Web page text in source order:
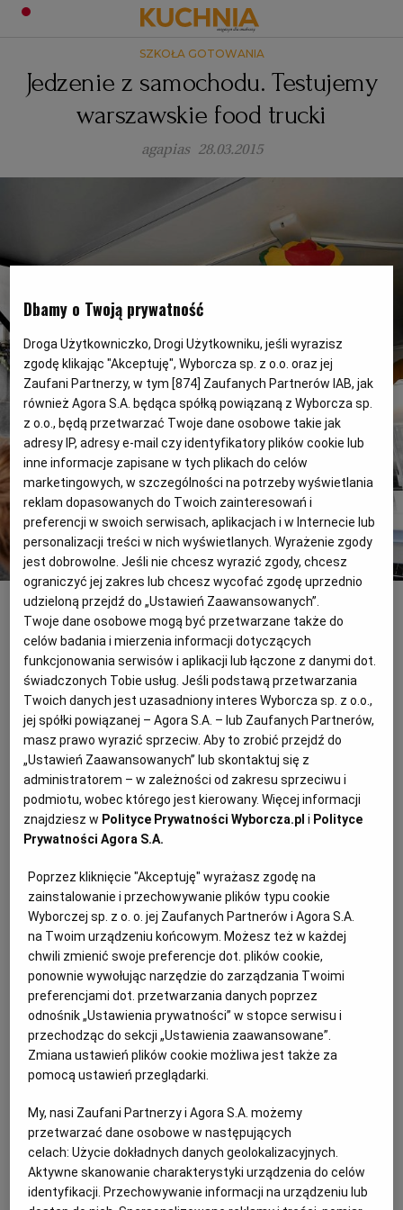
ŚNIADANIA
OBIADY
ZUPY
CIASTA
NAPOJE
SAŁATKI
MAKARONY
DRÓB
MIĘSA
RYBY
PRZEKĄSKI
DOMOWE PRZETWORY
SOST, DIPY I INNE DODATKI
OKAZJE
HALLOWEEN
BOŻE NARODZENIE
WIELKANOC
WALENTYNKI
DOMOWE PRZYJĘCIE
GRILL
KUCHNIE ŚWIATA
KUCHNIA WŁOSKA
KUCHNIA AFRYKAŃSKA
KUCHNIA JAPOŃSKA
KUCHNIA CHIŃSKA
KUCHNIA TAJSKA
KUCHNIA GRECKA
KUCHNIA PORTUGALSKA
KUCHNIA FRANCUSKA
KUCHNIA AMERYKAŃSKA
KUCHNIA POLSKA
KUCHNIA MEKSYKAŃSKA
KUCHNIA INDYJSKA
KUCHNIA HISZPAŃSKA
KUCHNIA NIEMIECKA
DANIA SEZONOWE
SZKOŁA GOTOWANIA
PORADY
ZAKUPY
SPRZĘT KUCHENNY
ZDROWA DIETA
DIETA
FIT PRZEPISY
WEGE
WEGAN
BEZ GLUTENU
DO POCZYTANIA
PODRÓŻE KULINARNE
HISTORIE KULINARNE
FELIETONY KULINARNE
KSIĄŻKI KULINARNE
SZEF KUCHNI
NASZE SERWISY
SERWISY LOKALNE
BIAŁYSTOK
BIELSKO-BIAŁA
BYDGOSZCZ
CZĘSTOCHOWA
ELBLĄG
GORZÓW WIELKOPOLSKI
KALISZ
KATOWICE
KIELCE
KOSZALIN
KRAKÓW
WYBORCZA.PL
MAGAZYNY
DUŻY FORMAT
WOLNA SOBOTA
ALE HISTORIA
WYBORCZA TV I VOD
TYLKO ZDROWIE
KSIĄŻKI. MAGAZYN DO CZYTANIA
NASZA EUROPA
SŁÓWKA. MAGAZYN O JĘZYKU
WYBORCZA CLASSIC
WYBORCZA.BIZ
WYSOKIE OBCASY
JUTRONAUCI
ARCHIWUM
INNE SERWISY
GAZETA.PL
TOK FM
SPORT.PL
SZKOŁA GOTOWANIA
Jedzenie z samochodu. Testujemy
warszawskie food trucki
agapias 28.03.2015
Festiwal Foodtrucków - edycja 2014 (KUBA ATYS)
Do niedzieli (29.03) na Stadionie
Narodowym w Warszawie potrwa
pierwszym w tym roku zjazd food trucków
?Żarcie na Kółkach?. Wybierać można z
oferty prawie 60 mobilnych restauracji.
Spróbowaliśmy części dań
Ten artykuł wygasł
Dbamy o Twoją prywatność
Droga Użytkowniczko, Drogi Użytkowniku, jeśli wyrazisz
zgodę klikając "Akceptuję", Wyborcza sp. z o.o. oraz jej
Zaufani Partnerzy, w tym [874] Zaufanych Partnerów IAB, jak
również Agora S.A. będąca spółką powiązaną z Wyborcza sp.
z o.o., będą przetwarzać Twoje dane osobowe takie jak
adresy IP, adresy e-mail czy identyfikatory plików cookie lub
inne informacje zapisane w tych plikach do celów
marketingowych, w szczególności na potrzeby wyświetlania
reklam dopasowanych do Twoich zainteresowań i
preferencji w swoich serwisach, aplikacjach i w Internecie lub
personalizacji treści w nich wyświetlanych. Wyrażenie zgody
jest dobrowolne. Jeśli nie chcesz wyrazić zgody, chcesz
ograniczyć jej zakres lub chcesz wycofać zgodę uprzednio
udzieloną przejdź do „Ustawień Zaawansowanych”.
Twoje dane osobowe mogą być przetwarzane także do
celów badania i mierzenia informacji dotyczących
funkcjonowania serwisów i aplikacji lub łączone z danymi dot.
świadczonych Tobie usług. Jeśli podstawą przetwarzania
Twoich danych jest uzasadniony interes Wyborcza sp. z o.o.,
jej spółki powiązanej – Agora S.A. – lub Zaufanych Partnerów,
masz prawo wyrazić sprzeciw. Aby to zrobić przejdź do
„Ustawień Zaawansowanych” lub skontaktuj się z
administratorem – w zależności od zakresu sprzeciwu i
podmiotu, wobec którego jest kierowany. Więcej informacji
znajdziesz w Polityce Prywatności Wyborcza.pl i Polityce
Prywatności Agora S.A.
Poprzez kliknięcie "Akceptuję" wyrażasz zgodę na
zainstalowanie i przechowywanie plików typu cookie
Wyborczej sp. z o. o. jej Zaufanych Partnerów i Agora S.A.
na Twoim urządzeniu końcowym. Możesz też w każdej
chwili zmienić swoje preferencje dot. plików cookie,
ponownie wywołując narzędzie do zarządzania Twoimi
preferencjami dot. przetwarzania danych poprzez
odnośnik „Ustawienia prywatności” w stopce serwisu i
przechodząc do sekcji „Ustawienia zaawansowane”.
Zmiana ustawień plików cookie możliwa jest także za
pomocą ustawień przeglądarki.
My, nasi Zaufani Partnerzy i Agora S.A. możemy
przetwarzać dane osobowe w następujących
celach:Użycie dokładnych danych geolokalizacyjnych.
Aktywne skanowanie charakterystyki urządzenia do celów
identyfikacji. Przechowywanie informacji na urządzeniu lub